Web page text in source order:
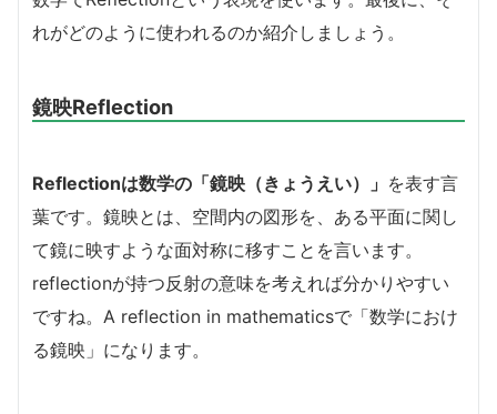
れがどのように使われるのか紹介しましょう。
鏡映Reflection
Reflectionは数学の「鏡映（きょうえい）」 を表す言
葉です。鏡映とは、空間内の図形を、ある平面に関し
て鏡に映すような面対称に移すことを言います。
reflectionが持つ反射の意味を考えれば分かりやすい
ですね。A reflection in mathematicsで「数学におけ
る鏡映」になります。